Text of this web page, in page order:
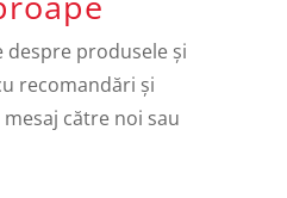
produsele și
recomandări și
către noi sau